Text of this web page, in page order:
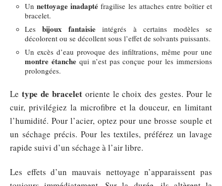
Unnettoyage inadapté fragilise les attaches entre boîtier et
bracelet.
Lesbijoux fantaisie intégrés à certains modèles se
décolorent ou se décollent sous l’effet de solvants puissants.
Un excès d’eau provoque des infiltrations, même pour une
montre étanchequi n’est pas conçue pour les immersions
prolongées.
Le type de braceletoriente le choix des gestes. Pour le
cuir, privilégiez la microfibre et la douceur, en limitant
l’humidité. Pour l’acier, optez pour une brosse souple et
un séchage précis. Pour les textiles, préférez un lavage
rapide suivi d’un séchage à l’air libre.
Les effets d’un mauvais nettoyage n’apparaissent pas